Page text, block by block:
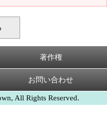
著作権
お問い合わせ
All Rights Reserved.